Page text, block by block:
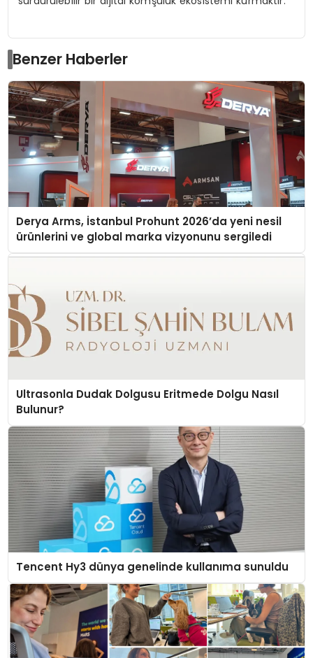
Benzer Haberler
Derya Arms, İstanbul Prohunt 2026’da yeni nesil
ürünlerini ve global marka vizyonunu sergiledi
Ultrasonla Dudak Dolgusu Eritmede Dolgu Nasıl
Bulunur?
Tencent Hy3 dünya genelinde kullanıma sunuldu